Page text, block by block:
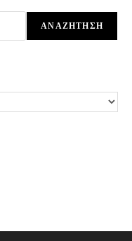
ΑΝΑΖΉΤΗΣΗ